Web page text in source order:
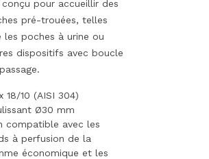
pour accueillir des
pré-trouées, telles
les poches à urine ou
dispositifs avec boucle
18/10 (AISI 304)
Ø30 mm
compatible avec les
à perfusion de la
économique et les